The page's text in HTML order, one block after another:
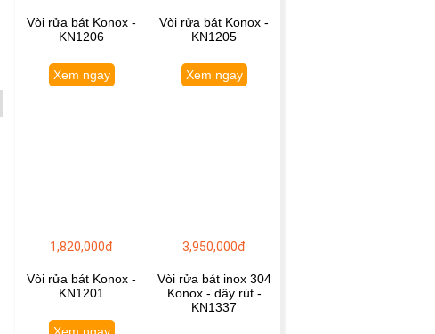
Vòi rửa bát Konox -
KN1206
Xem ngay
Vòi rửa bát Konox -
KN1205
Xem ngay
1,820,000đ
Vòi rửa bát Konox -
KN1201
3,950,000đ
Vòi rửa bát inox 304
Konox - dây rút -
KN1337